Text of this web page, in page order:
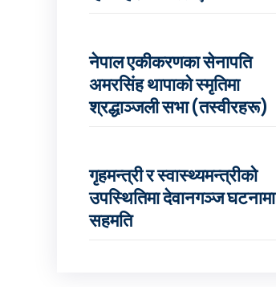
नेपाल एकीकरणका सेनापति
अमरसिंह थापाको स्मृतिमा
श्रद्धाञ्जली सभा (तस्वीरहरू)
गृहमन्त्री र स्वास्थ्यमन्त्रीको
उपस्थितिमा देवानगञ्ज घटनामा
सहमति